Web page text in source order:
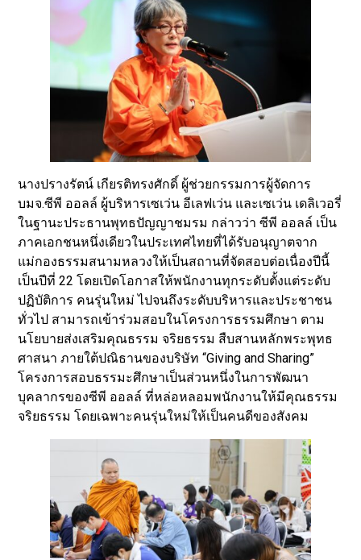
นางปรางรัตน์ เกียรติทรงศักดิ์ ผู้ช่วยกรรมการผู้จัดการ
บมจ.ซีพี ออลล์ ผู้บริหารเซเว่น อีเลฟเว่น และเซเว่น เดลิเวอรี่
ในฐานะประธานพุทธปัญญาชมรม กล่าวว่า ซีพี ออลล์ เป็น
ภาคเอกชนหนึ่งเดียวในประเทศไทยที่ได้รับอนุญาตจาก
แม่กองธรรมสนามหลวงให้เป็นสถานที่จัดสอบต่อเนื่องปีนี้
เป็นปีที่ 22 โดยเปิดโอกาสให้พนักงานทุกระดับตั้งแต่ระดับ
ปฏิบัติการ คนรุ่นใหม่ ไปจนถึงระดับบริหารและประชาชน
ทั่วไป สามารถเข้าร่วมสอบในโครงการธรรมศึกษา ตาม
นโยบายส่งเสริมคุณธรรม จริยธรรม สืบสานหลักพระพุทธ
ศาสนา ภายใต้ปณิธานของบริษัท “Giving and Sharing”
โครงการสอบธรรมะศึกษาเป็นส่วนหนึ่งในการพัฒนา
บุคลากรของซีพี ออลล์ ที่หล่อหลอมพนักงานให้มีคุณธรรม
จริยธรรม โดยเฉพาะคนรุ่นใหม่ให้เป็นคนดีของสังคม